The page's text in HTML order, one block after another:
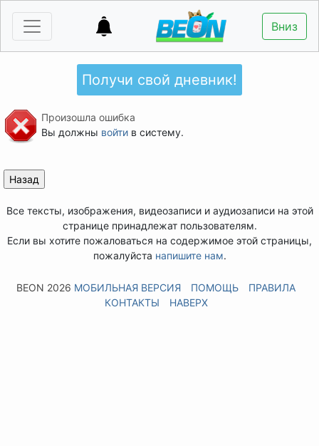
Вниз
Получи свой дневник!
Произошла ошибка
Вы должны войтив систему.
Все тексты, изображения, видеозаписи и аудиозаписи на этой
странице принадлежат пользователям.
Если вы хотите пожаловаться на содержимое этой страницы,
пожалуйста напишите нам.
BEON 2026 МОБИЛЬНАЯ ВЕРСИЯ ПОМОЩЬ
ПРАВИЛА
КОНТАКТЫ
НАВЕРХ